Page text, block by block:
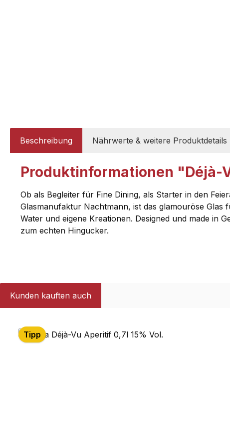
Beschreibung Nährwerte & weitere Produktdetails
Produktinformationen "Déjà-
Ob als Begleiter für Fine Dining, als Starter in den
Glasmanufaktur Nachtmann, ist das glamouröse Glas
Water und eigene Kreationen. Designed und made in
zum echten Hingucker.
Kunden kauften auch
Tipp